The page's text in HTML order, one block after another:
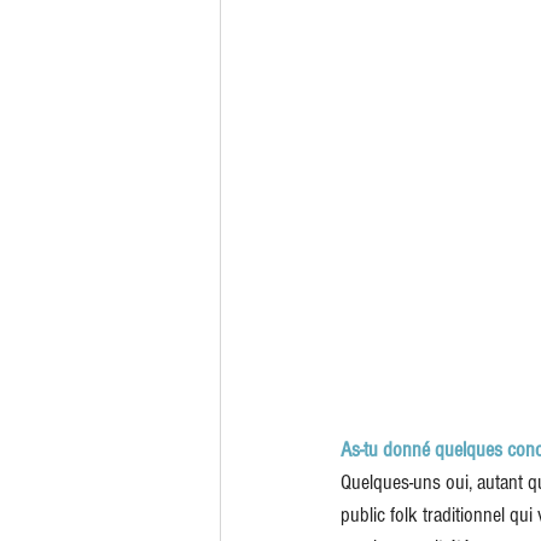
As-tu donné quelques
Quelques-uns oui, autant
public folk traditionnel qui